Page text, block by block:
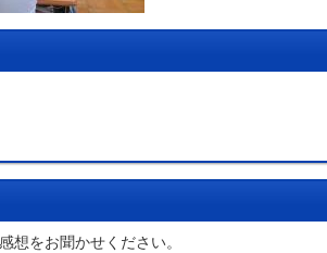
想をお聞かせください。